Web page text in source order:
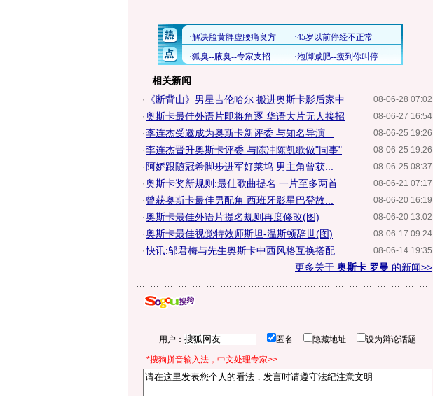
相关新闻
08-06-28 07:02
· 《断背山》男星吉伦哈尔 搬进奥斯卡影后家中
08-06-27 16:54
·奥斯卡最佳外语片即将角逐 华语大片无人接招
08-06-25 19:26
·李连杰受邀成为奥斯卡新评委 与知名导演...
08-06-25 19:26
·李连杰晋升奥斯卡评委 与陈冲陈凯歌做"同事"
08-06-25 08:37
· 阿娇跟随冠希脚步进军好莱坞 男主角曾获...
08-06-21 07:17
·奥斯卡奖新规则:最佳歌曲提名 一片至多两首
08-06-20 16:19
·曾获奥斯卡最佳男配角 西班牙影星巴登故...
08-06-20 13:02
·奥斯卡最佳外语片提名规则再度修改(图)
08-06-17 09:24
·奥斯卡最佳视觉特效师斯坦-温斯顿辞世(图)
08-06-14 19:35
·快讯:邬君梅与先生奥斯卡中西风格互换搭配
更多关于 奥斯卡 罗曼 的新闻>>
用户： 匿名 隐藏地址 设为辩论话题
*搜狗拼音输入法，中文处理专家>>